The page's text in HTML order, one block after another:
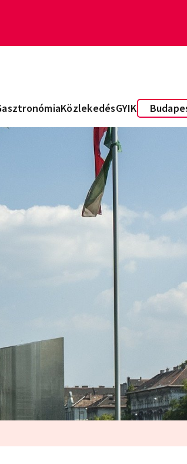
KözlekedésGYIK